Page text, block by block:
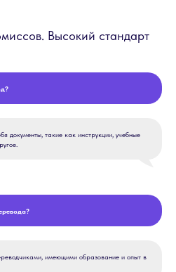
Высокий стандарт
документы, такие как инструкции, учебные
имеющими образование и опыт в